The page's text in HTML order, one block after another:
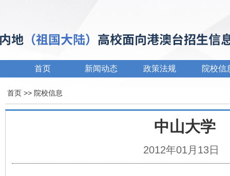
首页 新闻动态 政策法规 院校信
首页 >> 院校信息
中山大学
2012年01月13日